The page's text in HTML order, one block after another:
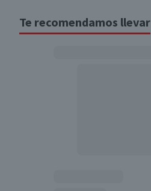
Te recomendamos llevar